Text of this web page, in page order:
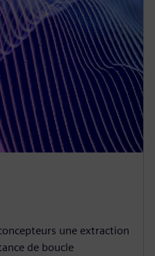
une extraction
de boucle